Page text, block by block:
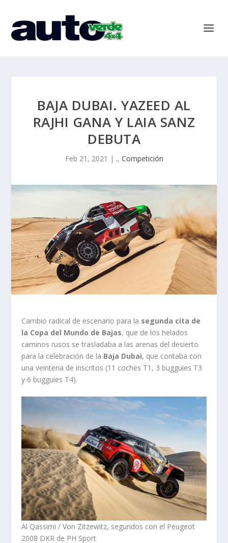
BAJA DUBAI. YAZEED AL
RAJHI GANA Y LAIA SANZ
DEBUTA
Feb 21, 2021 | ., Competición
Cambio radical de escenario para la segunda cita de
la Copa del Mundo de Bajas, que de los helados
caminos rusos se trasladaba a las arenas del desierto
para la celebración de la Baja Dubai, que contaba con
una veintena de inscritos (11 coches T1, 3 bugguies T3
y 6 bugguies T4).
Al Qassimi / Von Zitzewitz, segundos con el Peugeot
2008 DKR de PH Sport